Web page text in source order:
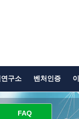
구소 벤처인증
FAQ